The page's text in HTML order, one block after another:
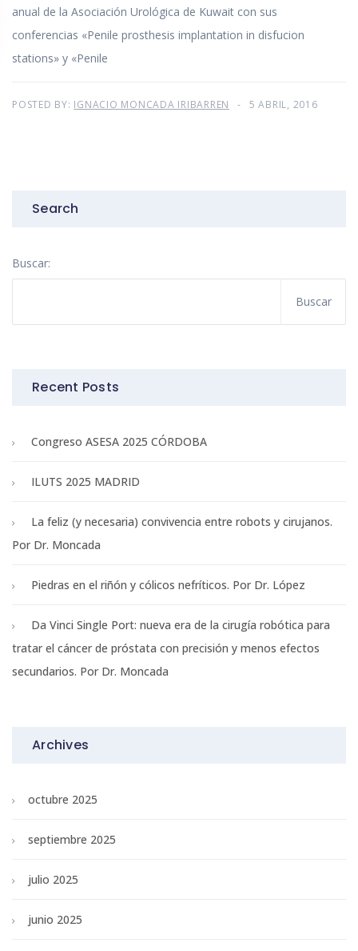
anual de la Asociación Urológica de Kuwait con sus
conferencias «Penile prosthesis implantation in disfucion
stations» y «Penile
POSTED BY: IGNACIO MONCADA IRIBARREN 5 ABRIL, 2016
Search
Buscar:
Recent Posts
Congreso ASESA 2025 CÓRDOBA
ILUTS 2025 MADRID
La feliz (y necesaria) convivencia entre robots y cirujanos.
Por Dr. Moncada
Piedras en el riñón y cólicos nefríticos. Por Dr. López
Da Vinci Single Port: nueva era de la cirugía robótica para
tratar el cáncer de próstata con precisión y menos efectos
secundarios. Por Dr. Moncada
Archives
octubre 2025
septiembre 2025
julio 2025
junio 2025